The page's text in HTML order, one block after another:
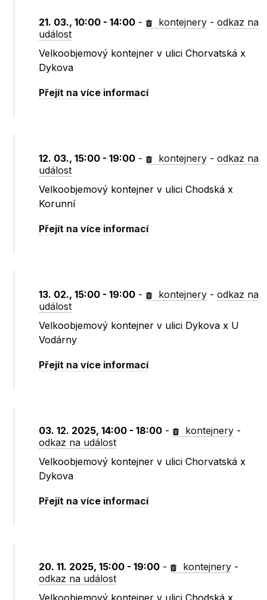
21. 03., 10:00 - 14:00 - kontejnery -odkaz na
událost
Velkoobjemový kontejner v ulici Chorvatská x
Dykova
Přejít na více informací
12. 03., 15:00 - 19:00 - kontejnery -odkaz na
událost
Velkoobjemový kontejner v ulici Chodská x
Korunní
Přejít na více informací
13. 02., 15:00 - 19:00 - kontejnery -odkaz na
událost
Velkoobjemový kontejner v ulici Dykova x U
Vodárny
Přejít na více informací
03. 12. 2025, 14:00 - 18:00 - kontejnery -
odkaz na událost
Velkoobjemový kontejner v ulici Chorvatská x
Dykova
Přejít na více informací
20. 11. 2025, 15:00 - 19:00 - kontejnery -
odkaz na událost
Velkoobjemový kontejner v ulici Chodská x